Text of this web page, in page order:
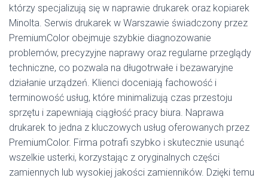
którzy specjalizują się w naprawie drukarek oraz kopiarek
Minolta. Serwis drukarek w Warszawie świadczony przez
PremiumColor obejmuje szybkie diagnozowanie
problemów, precyzyjne naprawy oraz regularne przeglądy
techniczne, co pozwala na długotrwałe i bezawaryjne
działanie urządzeń. Klienci doceniają fachowość i
terminowość usług, które minimalizują czas przestoju
sprzętu i zapewniają ciągłość pracy biura. Naprawa
drukarek to jedna z kluczowych usług oferowanych przez
PremiumColor. Firma potrafi szybko i skutecznie usunąć
wszelkie usterki, korzystając z oryginalnych części
zamiennych lub wysokiej jakości zamienników. Dzięki temu